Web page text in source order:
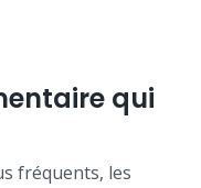
qui
fréquents, les